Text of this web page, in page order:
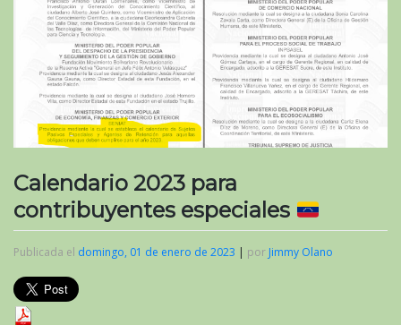
Calendario 2023 para
contribuyentes especiales
Publicada el domingo, 01 de enero de 2023 por Jimmy Olano